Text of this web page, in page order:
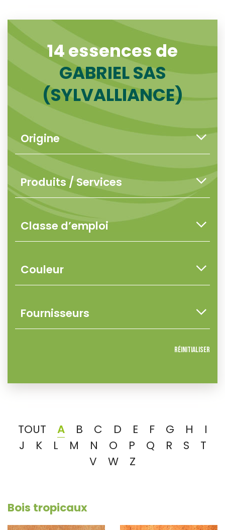
14 essences de
GABRIEL SAS
(SYLVALLIANCE)
Réinitialiser
TOUT A B C D E F G H
I
J
K L M N O P Q R S
T
V
W Z
Bois tropicaux